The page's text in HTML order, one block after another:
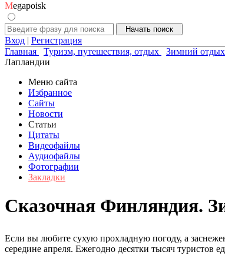
Megapoisk
Вход | Регистрация
Главная
Туризм, путешествия, отдых Зимний отдых
Лапландии
Меню сайта
Избранное
Сайты
Новости
Статьи
Цитаты
Видеофайлы
Аудиофайлы
Фотографии
Закладки
Сказочная Финляндия.
Если вы любите сухую прохладную погоду, а
середине апреля. Ежегодно десятки тысяч туристов